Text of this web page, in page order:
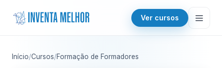
Saltar para o conteúdo Ver cursos
Início/Cursos/Formação de Formadores